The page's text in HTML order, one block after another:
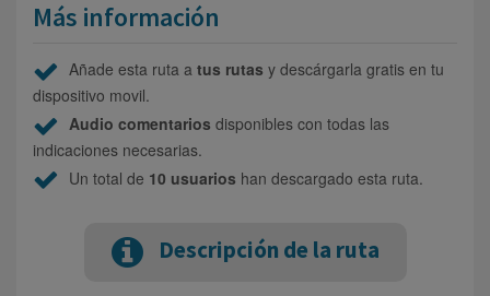
Más información
Añade esta ruta a tus rutas y descárgarla gratis en tu
dispositivo movil.
Audio comentarios disponibles con todas las
indicaciones necesarias.
Un total de 10 usuarios han descargado esta ruta.
Descripción de la ruta